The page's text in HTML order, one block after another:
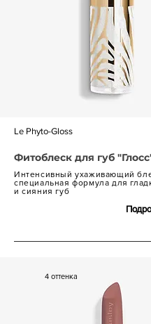
Le Phyto-Gloss
Фитоблеск для губ
Интенсивный ухаживающий
специальная формула для
и сияния губ
4 оттенка